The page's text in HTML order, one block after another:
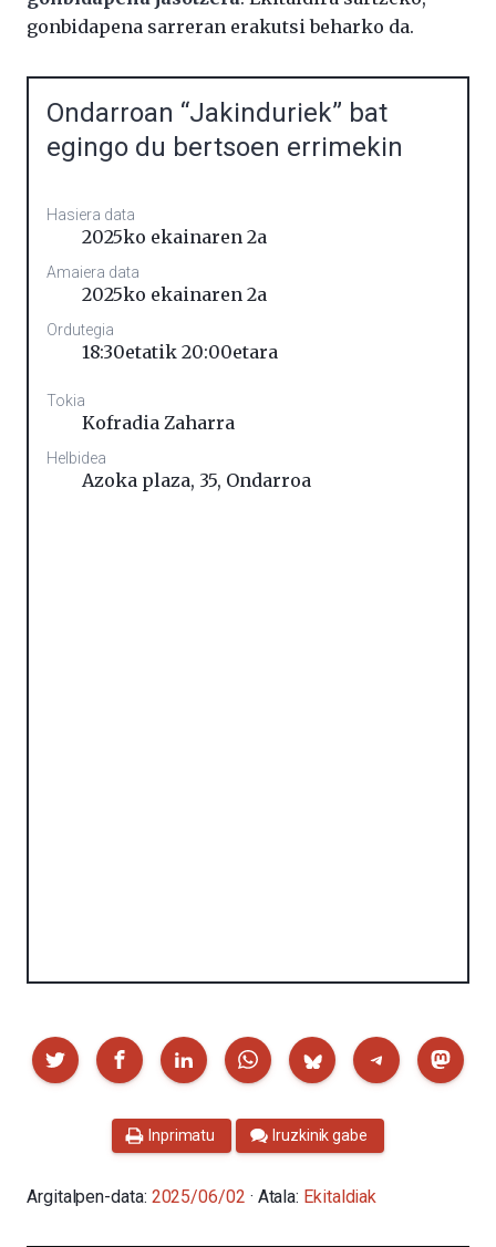
gonbidapena sarreran erakutsi beharko da.
Ondarroan “Jakinduriek” bat
egingo du bertsoen errimekin
Hasiera data
2025ko ekainaren 2a
Amaiera data
2025ko ekainaren 2a
Ordutegia
18:30etatik 20:00etara
Tokia
Kofradia Zaharra
Helbidea
Azoka plaza, 35, Ondarroa
Partekatu
Inprimatu Iruzkinik gabe
Argitalpen-data: 2025/06/02 · Atala: Ekitaldiak